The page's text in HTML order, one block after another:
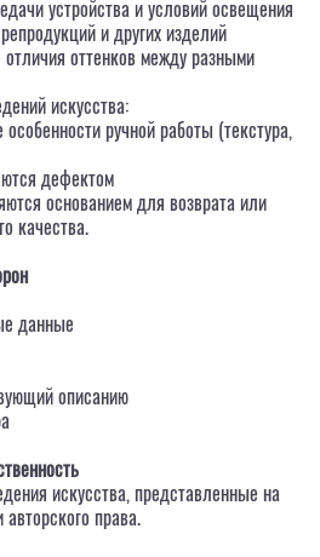
устройства и условий освещения
и других изделий
оттенков между разными
искусства:
ручной работы (текстура,
дефектом
основанием для возврата или
качества.
данные
описанию
искусства, представленные на
права.